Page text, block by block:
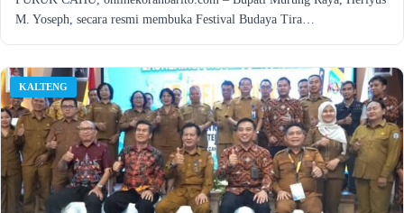
M. Yoseph, secara resmi membuka Festival Budaya Tira…
KALTENG